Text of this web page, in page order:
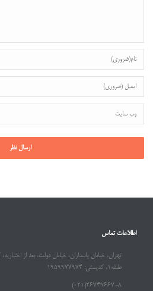
اطلاعات تماس
طبقه۱، کدپستی: ۱۹۵۹۹۷۷۹۷۴
۲۶۷۴۹۶۶۷-۸(۰۲۱)